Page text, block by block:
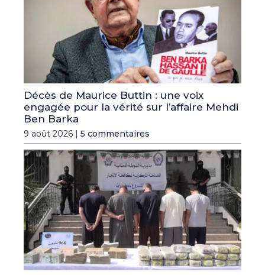
Décès de Maurice Buttin : une voix
engagée pour la vérité sur l’affaire Mehdi
Ben Barka
9 août 2026 | 5 commentaires